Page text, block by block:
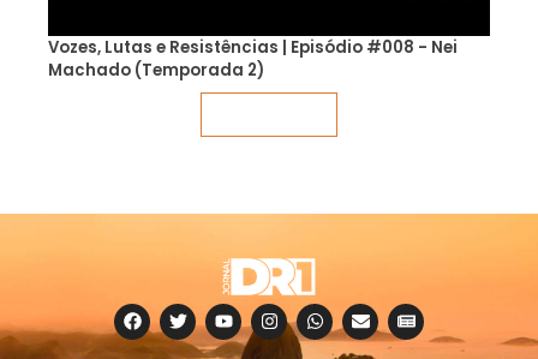
Vozes, Lutas e Resistências | Episódio #008 - Nei
Machado (Temporada 2)